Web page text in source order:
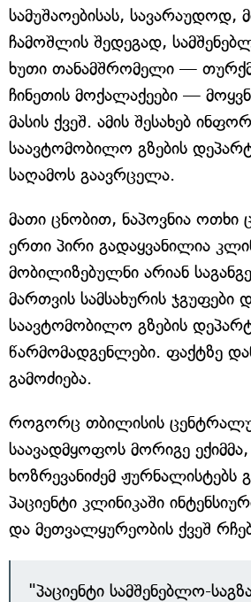
სამუშაოებისას, სავარაუდოდ,
ჩამოშლის შედეგად,
ხუთი თანამშრომელი —
ჩინეთის მოქალაქეები —
მასის ქვეშ. ამის შესახებ
საავტომობილო გზების
საღამოს გაავრცელა.
მათი ცნობით, ნაპოვნია
ერთი პირი გადაყვანილია
მობილიზებულნი არიან
მართვის სამსახურის ჯგუფები
საავტომობილო გზების
წარმომადგენლები. ფაქტზე
გამოძიება.
როგორც თბილისის
საავადმყოფოს მორიგე ექიმმა,
ხოზრევანიძემ ჟურნალისტებს
პაციენტი კლინიკაში
და მეთვალყურეობის ქვეშ
"პაციენტი სამშენებლო-